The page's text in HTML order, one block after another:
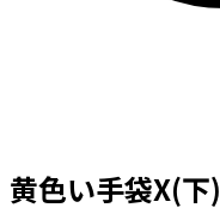
黄色い手袋X(下)